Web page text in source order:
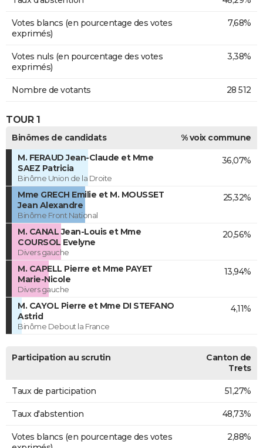
Votes blancs (en pourcentage des votes
exprimés)
7,68%
Votes nuls (en pourcentage des votes
exprimés)
3,38%
Nombre de votants 28 512
TOUR 1
Binômes de candidats
% voix commune
M. FERAUD Jean-Claude et Mme
SAEZ Patricia
Binôme Union de la Droite
36,07%
Mme GRECH Emilie et M. MOUSSET
Jean Alexandre
Binôme Front National
25,32%
M. CANAL Jean-Louis et Mme
COURSOL Evelyne
Divers gauche
20,56%
M. CAPELL Pierre et Mme PAYET
Marie-Nicole
Divers gauche
13,94%
M. CAYOL Pierre et Mme DI STEFANO
Astrid
Binôme Debout la France
4,11%
Participation au scrutin
Canton de
Trets
Taux de participation 51,27%
Taux d'abstention 48,73%
Votes blancs (en pourcentage des votes
2,88%